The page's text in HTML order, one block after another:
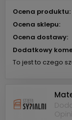
Ocena produktu:
Ocena sklepu:
Ocena dostawy:
Dodatkowy
To jest to czego